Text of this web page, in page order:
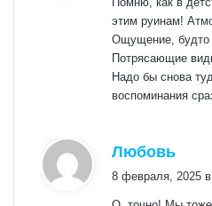
этим руинам!
Ощущение, будто
Потрясающие
Надо бы снова
воспоминания
Любовь
8 февраля, 2025